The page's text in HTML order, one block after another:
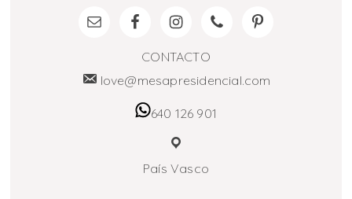
CONTACTO
love@mesapresidencial.com
640 126 901
País Vasco